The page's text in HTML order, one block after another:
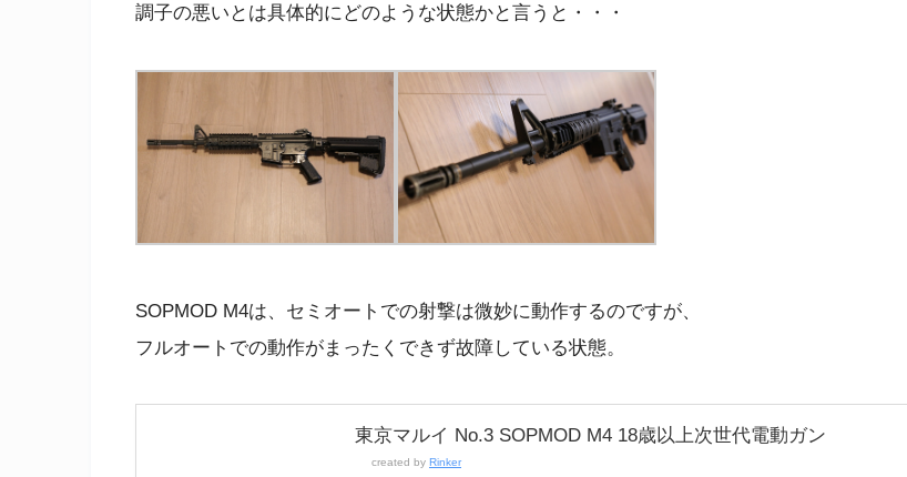
調子の悪いとは具体的にどのような状態かと言うと・・・
SOPMOD M4は、セミオートでの射撃は微妙に動作するのですが、
フルオートでの動作がまったくできず故障している状態。
東京マルイ No.3 SOPMOD M4 18歳以上次世代電動ガン
created by Rinker